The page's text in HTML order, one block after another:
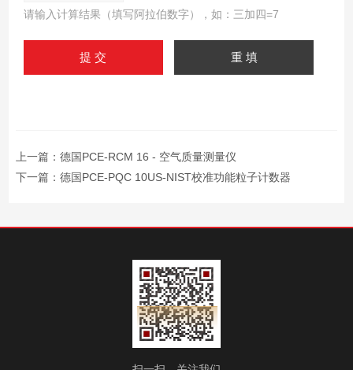
请输入计算结果（填写阿拉伯数字），如：三加四=7
上一篇： 德国PCE-RCM 16 - 空气质量测量仪
下一篇： 德国PCE-PQC 10US-NIST校准功能粒子计数器